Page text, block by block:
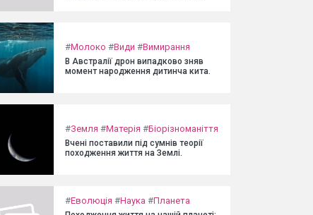
#Молоко #Види #Вимирання
В Австралії дрон випадково зняв
момент народження дитинча кита.
#Земля #Матерія #Біорізноманіття
Вчені поставили під сумнів теорії
походження життя на Землі.
#Еволюція #Наука #Планета